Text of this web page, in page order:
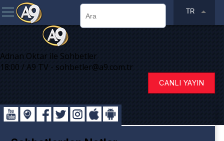
TR
Adnan Oktar ile Sohbetler
18:00 / A9 TV - sohbetler@a9.com.tr
CANLI YAYIN